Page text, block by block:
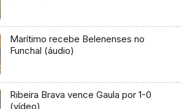
Marítimo recebe Belenenses no
Funchal (áudio)
Ribeira Brava vence Gaula por 1-0
(vídeo)